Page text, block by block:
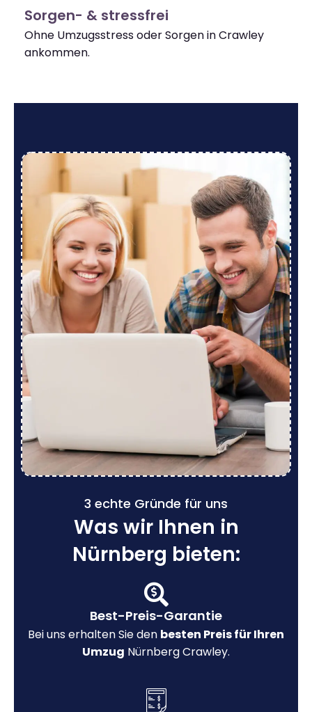
Sorgen- & stressfrei
Ohne Umzugsstress oder Sorgen in Crawley
ankommen.
3 echte Gründe für uns
Was wir Ihnen in
Nürnberg bieten:
Best-Preis-Garantie
Bei uns erhalten Sie den besten Preis für Ihren
Umzug Nürnberg Crawley.